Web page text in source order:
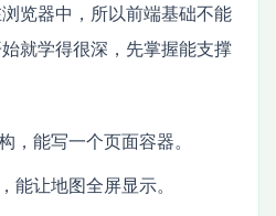
览器中，所以前端基础不能
就学得很深，先掌握能支撑
，能写一个页面容器。
能让地图全屏显示。